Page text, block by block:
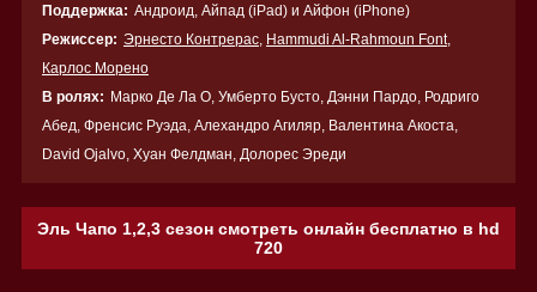
Поддержка: Андроид, Айпад (iPad) и Айфон (iPhone)
Режиссер: Эрнесто Контрерас, Hammudi Al-Rahmoun Font,
Карлос Морено
В ролях: Марко Де Ла О, Умберто Бусто, Дэнни Пардо, Родриго
Абед, Френсис Руэда, Алехандро Агиляр, Валентина Акоста,
David Ojalvo, Хуан Фелдман, Долорес Эреди
Эль Чапо 1,2,3 сезон смотреть онлайн бесплатно в hd
720